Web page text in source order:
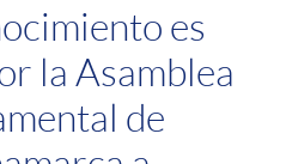
es
la Asamblea
de